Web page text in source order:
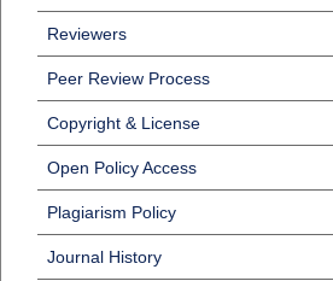
Reviewers
Peer Review Process
Copyright & License
Open Policy Access
Plagiarism Policy
Journal History